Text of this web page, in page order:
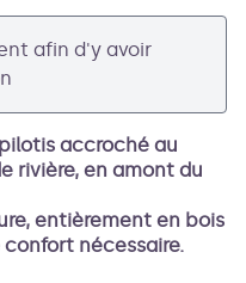
afin d'y avoir
accroché au
rivière, en amont du
entièrement en bois
nécessaire.